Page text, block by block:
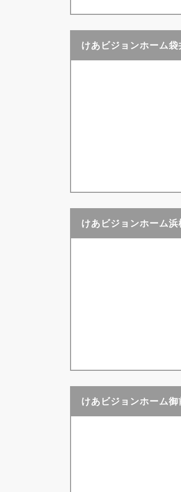
けあビジョンホーム
けあビジョンホーム
けあビジョンホーム